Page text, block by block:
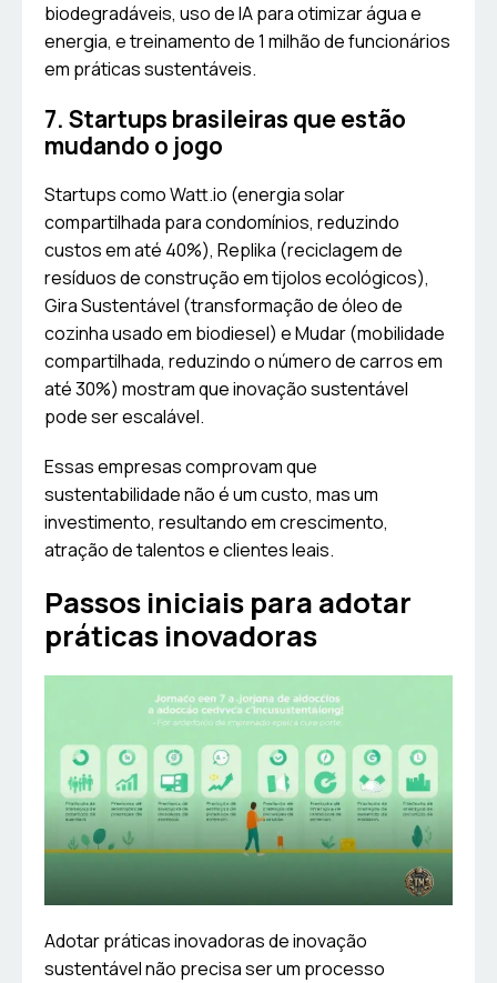
biodegradáveis, uso de IA para otimizar água e
energia, e treinamento de 1 milhão de funcionários
em práticas sustentáveis.
7. Startups brasileiras que estão
mudando o jogo
Startups como Watt.io (energia solar
compartilhada para condomínios, reduzindo
custos em até 40%), Replika (reciclagem de
resíduos de construção em tijolos ecológicos),
Gira Sustentável (transformação de óleo de
cozinha usado em biodiesel) e Mudar (mobilidade
compartilhada, reduzindo o número de carros em
até 30%) mostram que inovação sustentável
pode ser escalável.
Essas empresas comprovam que
sustentabilidade não é um custo, mas um
investimento, resultando em crescimento,
atração de talentos e clientes leais.
Passos iniciais para adotar
práticas inovadoras
Adotar práticas inovadoras de inovação
sustentável não precisa ser um processo